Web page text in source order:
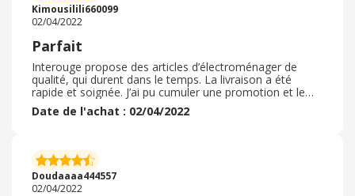
Kimousilili660099
02/04/2022
Parfait
Interouge propose des articles d’électroménager de
qualité, qui durent dans le temps. La livraison a été
rapide et soignée. J’ai pu cumuler une promotion et le
cashback lors de mon achat, ce qui est plutôt
sympathique. Le casback a été rapidement validé . Tout
sérieuse. Colis bien emballé et sans accroc. Pratique de
pouvoir intégrer son achat dans son compte pour
bénéficier de la garantie .
Date de l'achat : 02/04/2022
Doudaaaa444557
02/04/2022